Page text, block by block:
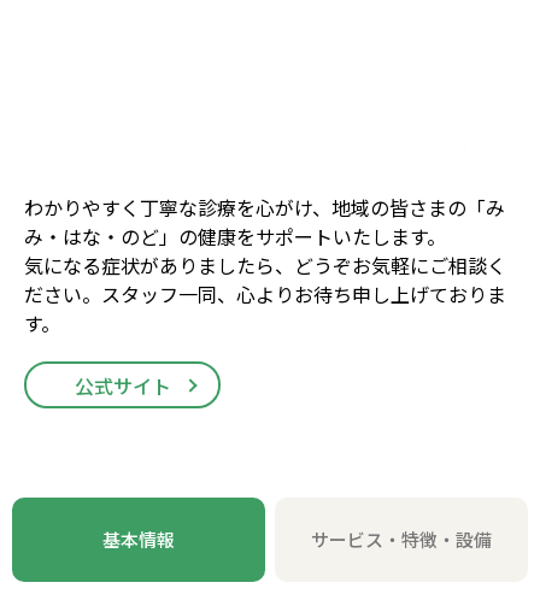
わかりやすく丁寧な診療を心がけ、地域の皆さまの「み
み・はな・のど」の健康をサポートいたします。
気になる症状がありましたら、どうぞお気軽にご相談く
ださい。スタッフ一同、心よりお待ち申し上げておりま
す。
公式サイト
基本情報 サービス・特徴・設備